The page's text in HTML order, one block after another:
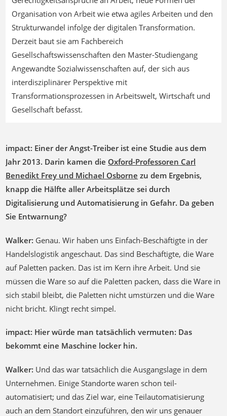
Organisation von Arbeit wie etwa agiles Arbeiten und den
Strukturwandel infolge der digitalen Transformation.
Derzeit baut sie am Fachbereich
Gesellschaftswissenschaften den Master-Studiengang
Angewandte Sozialwissenschaften auf, der sich aus
interdisziplinärer Perspektive mit
Transformationsprozessen in Arbeitswelt, Wirtschaft und
Gesellschaft befasst.
impact: Einer der Angst-Treiber ist eine Studie aus dem
Jahr 2013. Darin kamen die Oxford-Professoren Carl
Benedikt Frey und Michael Osborne zu dem Ergebnis,
knapp die Hälfte aller Arbeitsplätze sei durch
Digitalisierung und Automatisierung in Gefahr. Da geben
Sie Entwarnung?
Walker: Genau. Wir haben uns Einfach-Beschäftigte in der
Handelslogistik angeschaut. Das sind Beschäftigte, die Ware
auf Paletten packen. Das ist im Kern ihre Arbeit. Und sie
müssen die Ware so auf die Paletten packen, dass die Ware in
sich stabil bleibt, die Paletten nicht umstürzen und die Ware
nicht bricht. Klingt recht simpel.
impact: Hier würde man tatsächlich vermuten: Das
bekommt eine Maschine locker hin.
Walker: Und das war tatsächlich die Ausgangslage in dem
Unternehmen. Einige Standorte waren schon teil-
automatisiert; und das Ziel war, eine Teilautomatisierung
auch an dem Standort einzuführen, den wir uns genauer